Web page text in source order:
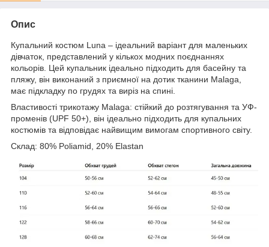
Опис
Купальний костюм Luna – ідеальний варіант для маленьких
дівчаток, представлений у кількох модних поєднаннях
кольорів. Цей купальник ідеально підходить для басейну та
пляжу, він виконаний з приємної на дотик тканини Malaga,
має підкладку по грудях та виріз на спині.
Властивості трикотажу Malaga: стійкий до розтягування та УФ-
променів (UPF 50+), він ідеально підходить для купальних
костюмів та відповідає найвищим вимогам спортивного світу.
Склад: 80% Poliamid, 20% Elastan